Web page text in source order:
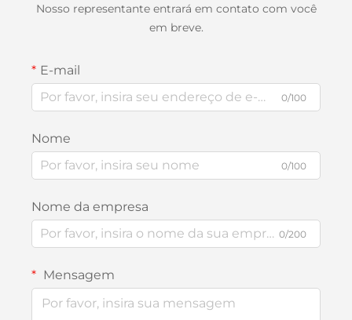
Nosso representante entrará em contato com você
em breve.
E-mail
0/100
Nome
0/100
Nome da empresa
0/200
Mensagem